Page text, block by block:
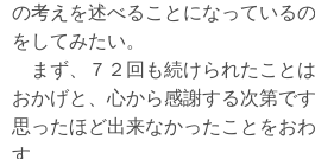
の考えを述べることになっている
をしてみたい。
まず、７２回も続けられたこと
おかげと、心から感謝する次第で
思ったほど出来なかったことをお